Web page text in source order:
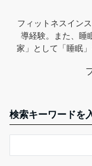
フィットネスイン
導経験。また、睡
家」として「睡眠
検索キーワードを